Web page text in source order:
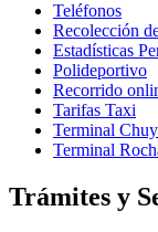
Teléfonos
Recolección
Estadísticas
Polideportivo
Recorrido
Tarifas Taxi
Terminal Chuy
Terminal
Trámites y